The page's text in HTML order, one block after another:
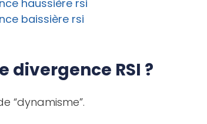
haussière rsi
baissière rsi
divergence RSI ?
“dynamisme”.